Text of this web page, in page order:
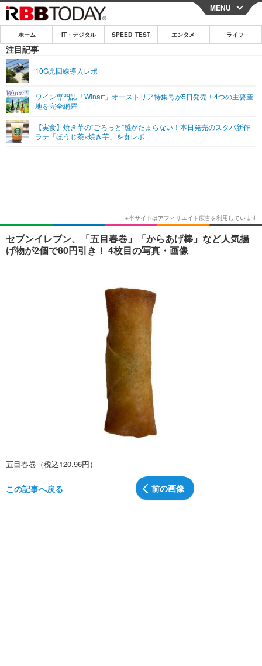
CLOSE
ホーム
IT・デジタル
ネタ
ショッピング その他
SPEED TEST
エンタメ
エンタメTOP
ショッピング その他
ライフ
MENU
ホーム IT・デジタル SPEED TEST エンタメ ライフ
注目記事
10G光回線導入レポ
ワイン専門誌「Winart」オーストリア特集号が5日発売！4つの主要産
地を完全網羅
【実食】焼き芋の“ごろっと”感がたまらない！本日発売のスタバ新作
ラテ「ほうじ茶×焼き芋」を食レポ
セブンイレブン、「五目春巻」「からあげ棒」など人気揚
げ物が2個で80円引き！ 4枚目の写真・画像
五目春巻（税込120.96円）
前の画像
この記事へ戻る